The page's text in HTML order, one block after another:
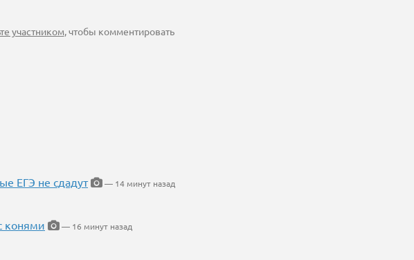
участником, чтобы комментировать
ЕГЭ не сдадут
— 14 минут назад
конями
— 16 минут назад